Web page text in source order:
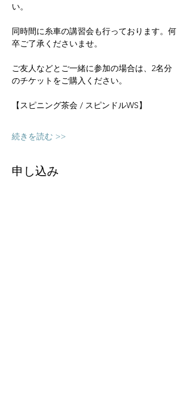
い。
同時間に糸車の講習会も行っております。何
卒ご了承くださいませ。
ご友人などとご一緒に参加の場合は、2名分
のチケットをご購入ください。
【スピニング茶会 / スピンドルWS】
続きを読む >>
申し込み